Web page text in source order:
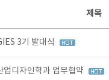
제목
3기 발대식
디자인학과 업무협약